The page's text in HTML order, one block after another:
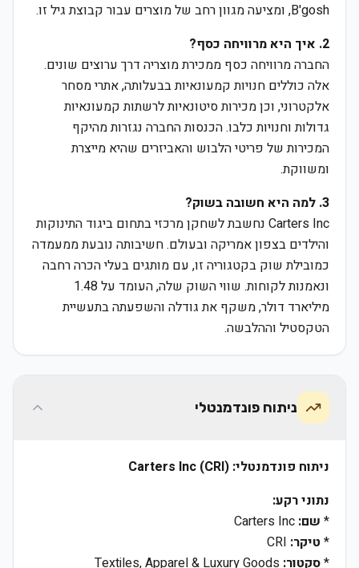
B'gosh, ומציעה מגוון רחב של מוצרים עבור קבוצת גיל זו.
2. איך היא מרוויחה כסף?
החברה מרוויחה כסף ממכירת מוצריה דרך ערוצים שונים.
אלה כוללים חנויות קמעונאיות בבעלותה, אתרי מסחר
אלקטרוני, וכן מכירות סיטונאיות לרשתות קמעונאיות
גדולות וחנויות כלבו. הכנסות החברה נגזרות מהיקף
המכירות של פריטי הלבוש והאביזרים שהיא מייצרת
ומשווקת.
3. למה היא חשובה בשוק?
Carters Inc נחשבת לשחקן מרכזי בתחום ביגוד התינוקות
והילדים בצפון אמריקה ובעולם. חשיבותה נובעת ממעמדה
כמובילת שוק בקטגוריה זו, עם מותגים בעלי הכרה רחבה
ונאמנות לקוחות. שווי השוק שלה, העומד על 1.48
מיליארד דולר, משקף את גודלה והשפעתה בתעשיית
הטקסטיל וההלבשה.
ניתוח פונדמנטלי
ניתוח פונדמנטלי: Carters Inc (CRI)
נתוני רקע:
* שם:
* טיקר:
*סקטור: